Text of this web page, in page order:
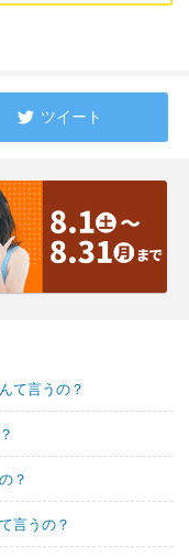
ツイート
て言うの？
？
言うの？